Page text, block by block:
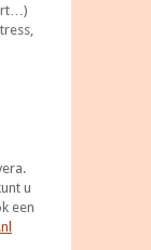
u
een